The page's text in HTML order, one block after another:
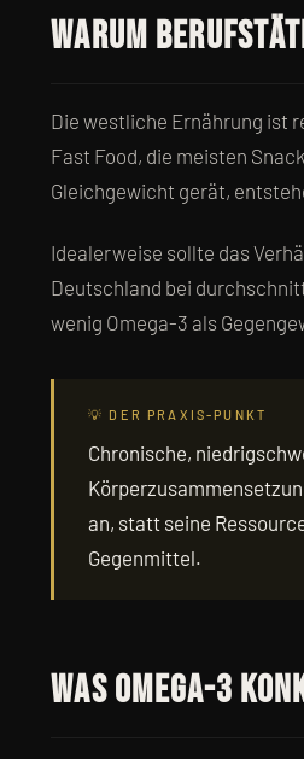
Warum
Die westliche Ernährung ist
Fast Food, die meisten
Gleichgewicht gerät,
Idealerweise sollte das
Deutschland bei
wenig Omega-3 als
💡 DER PRAXIS-PUNKT
Chronische,
an, statt seine
Gegenmittel.
Was Omega-3